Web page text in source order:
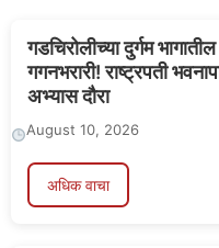
गडचिरोलीच्या दुर्गम भागातील
गगनभरारी! राष्ट्रपती
अभ्यास दौरा
August 10, 2026
अधिक वाचा